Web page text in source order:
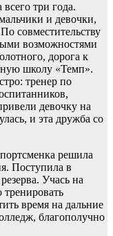
три года.
и девочки,
совместительству
возможностями
дорога к
школу «Темп».
тренер по
девочку на
и эта дружба со
решила
Поступила в
Учась на
тренировать
время на дальние
благополучно